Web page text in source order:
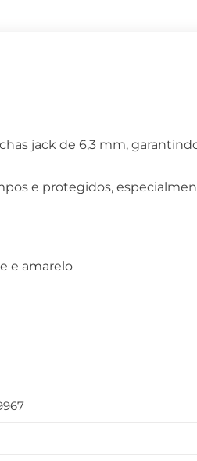
jack de 6,3 mm,
e protegidos,
e amarelo